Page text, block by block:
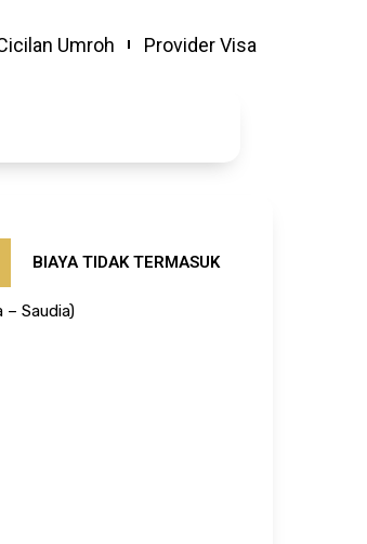
Umroh Provider Visa
BIAYA TIDAK TERMASUK
Saudia)